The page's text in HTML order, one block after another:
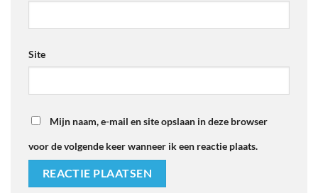
Site
Mijn naam, e-mail en site opslaan in deze browser
voor de volgende keer wanneer ik een reactie plaats.